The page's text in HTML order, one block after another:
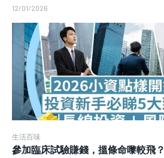
12/01/2026
生活百味
參加臨床試驗賺錢，搵條命嚟較飛？